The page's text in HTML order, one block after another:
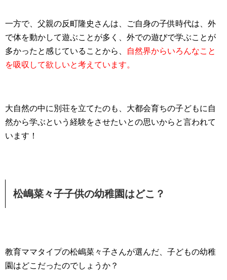
一方で、父親の反町隆史さんは、ご自身の子供時代は、外
で体を動かして遊ぶことが多く、外での遊びで学ぶことが
多かったと感じていることから、
自然界からいろんなこと
を吸収して欲しいと考えています。
大自然の中に別荘を立てたのも、大都会育ちの子どもに自
然から学ぶという経験をさせたいとの思いからと言われて
います！
松嶋菜々子子供の幼稚園はどこ？
教育ママタイプの松嶋菜々子さんが選んだ、子どもの幼稚
園はどこだったのでしょうか？